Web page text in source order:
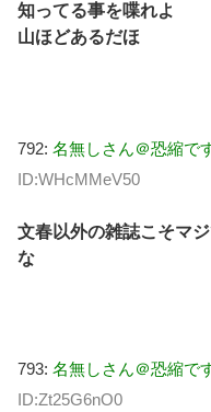
知ってる事を喋れよ
山ほどあるだほ
792: 名無しさん＠恐縮で
ID:WHcMMeV50
文春以外の雑誌こそマ
な
793: 名無しさん＠恐縮で
ID:Zt25G6nO0